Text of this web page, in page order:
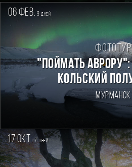
06 фев. 9дней
Фототур
"Поймать
Кольский
Мурманск
17 окт.7дней